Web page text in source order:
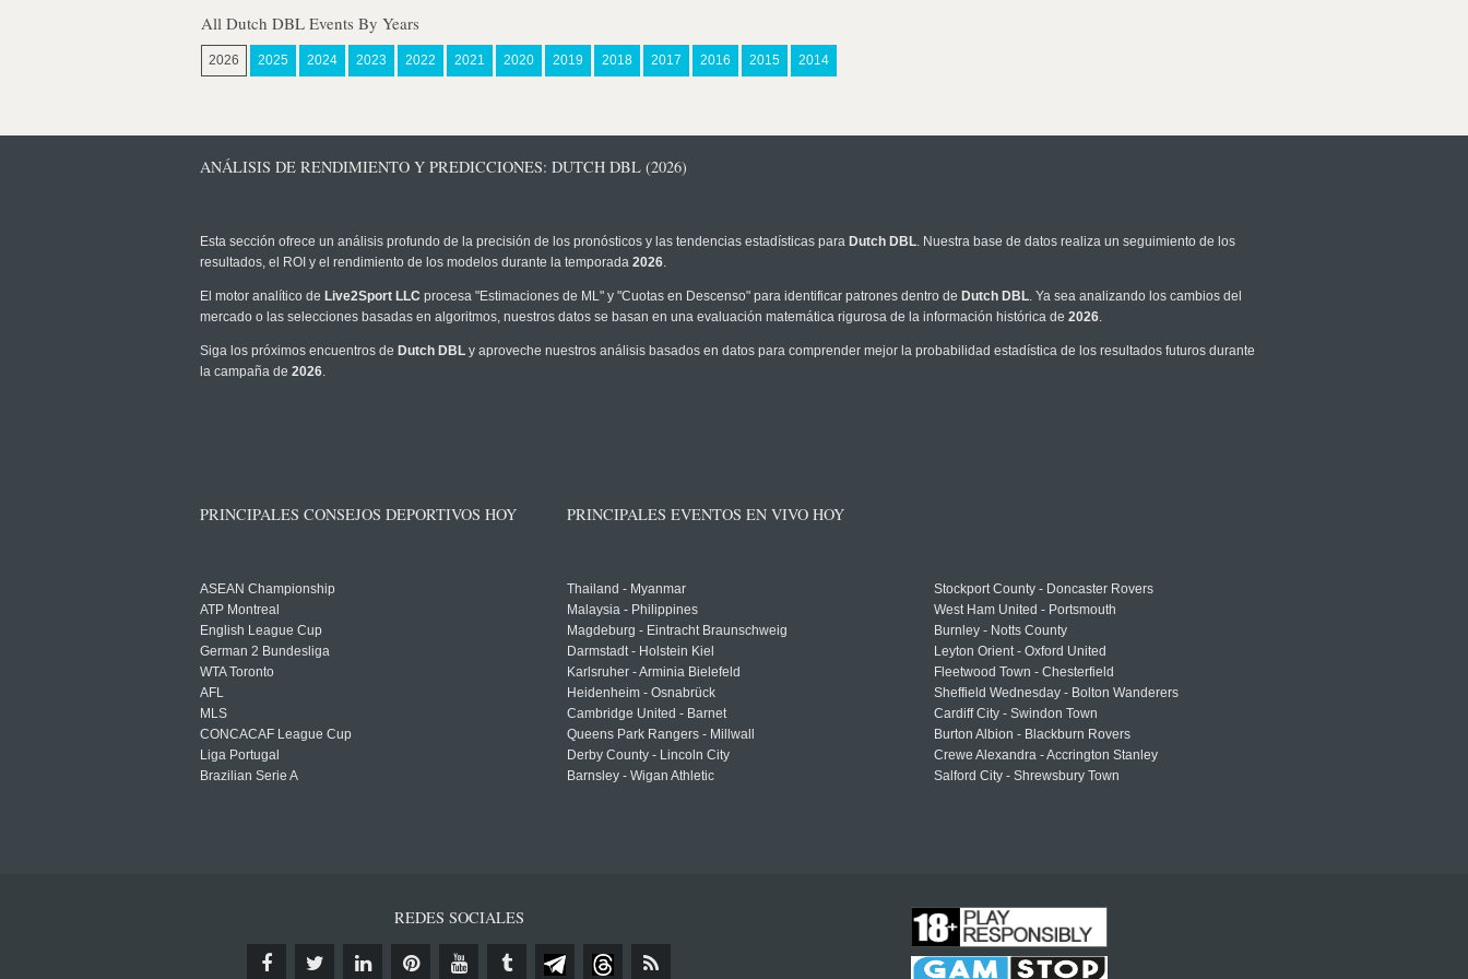
All Dutch DBL Events By Years
2026 2025 2024 2023 2022 2021 2020 2019 2018 2017 2016 2015 2014
ANÁLISIS DE RENDIMIENTO Y PREDICCIONES: DUTCH DBL (2026)
Esta sección ofrece un análisis profundo de la precisión de los pronósticos y las tendencias estadísticas para Dutch DBL. Nuestra base de datos realiza un seguimiento de los
resultados, el ROI y el rendimiento de los modelos durante la temporada 2026.
El motor analítico de Live2Sport LLC procesa "Estimaciones de ML" y "Cuotas en Descenso" para identificar patrones dentro de Dutch DBL. Ya sea analizando los cambios del
mercado o las selecciones basadas en algoritmos, nuestros datos se basan en una evaluación matemática rigurosa de la información histórica de 2026.
Siga los próximos encuentros de Dutch DBL y aproveche nuestros análisis basados en datos para comprender mejor la probabilidad estadística de los resultados futuros durante
la campaña de 2026.
PRINCIPALES CONSEJOS DEPORTIVOS HOY
ASEAN Championship
ATP Montreal
English League Cup
German 2 Bundesliga
WTA Toronto
AFL
MLS
CONCACAF League Cup
Liga Portugal
Brazilian Serie A
PRINCIPALES EVENTOS EN VIVO HOY
Thailand - Myanmar
Malaysia - Philippines
Magdeburg - Eintracht Braunschweig
Darmstadt - Holstein Kiel
Karlsruher - Arminia Bielefeld
Heidenheim - Osnabrück
Cambridge United - Barnet
Queens Park Rangers - Millwall
Derby County - Lincoln City
Barnsley - Wigan Athletic
Stockport County - Doncaster Rovers
West Ham United - Portsmouth
Burnley - Notts County
Leyton Orient - Oxford United
Fleetwood Town - Chesterfield
Sheffield Wednesday - Bolton Wanderers
Cardiff City - Swindon Town
Burton Albion - Blackburn Rovers
Crewe Alexandra - Accrington Stanley
Salford City - Shrewsbury Town
REDES SOCIALES